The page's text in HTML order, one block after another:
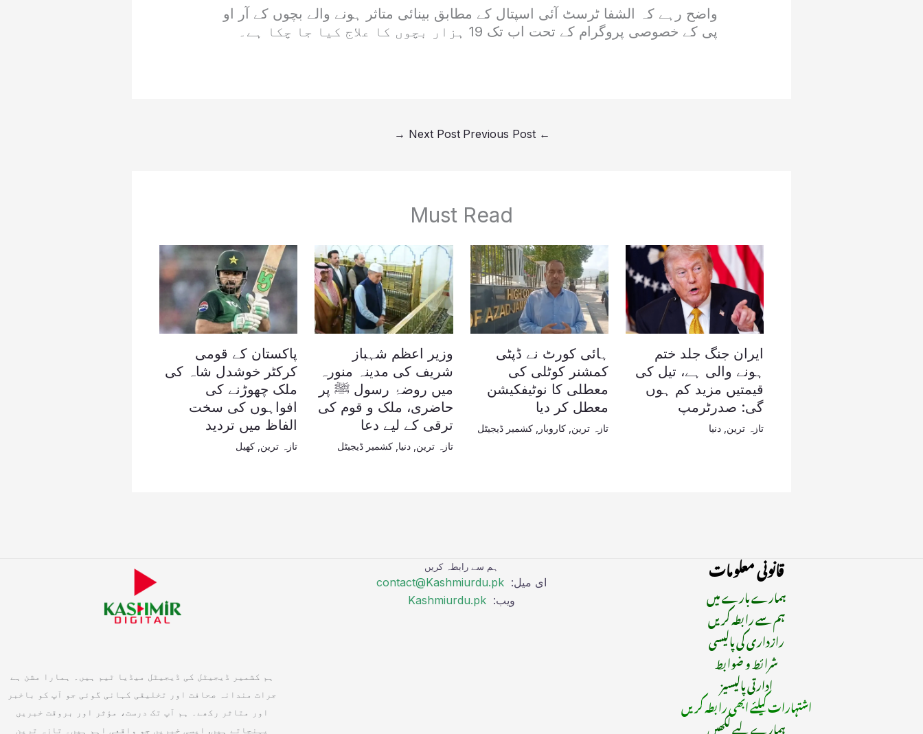
واضح رہے کہ الشفا ٹرسٹ آئی اسپتال کے مطابق بینائی متاثر ہونے والے بچوں کے آر او
پی کے خصوصی پروگرام کے تحت اب تک 19 ہزار بچوں کا علاج کیا جا چکا ہے۔
←
Next Post
→
Must Read
ایران جنگ جلد ختم
ہونے والی ہے، تیل کی
قیمتیں مزید کم ہوں
گی: صدرٹرمپ
تازہ ترین دنیا
ہائی کورٹ نے ڈپٹی
کمشنر کوٹلی کی
معطلی کا نوٹیفکیشن
معطل کر دیا
تازہ ترین ,کاروبار ,کشمیر ڈیجیٹل
وزیر اعظم شہباز
شریف کی مدینہ منورہ
میں روضۂ رسول ﷺ پر
حاضری، ملک و قوم کی
ترقی کے لیے دعا
تازہ ترین ,دنیا ,کشمیر ڈیجیٹل
پاکستان کے قومی
کرکٹر خوشدل شاہ کی
ملک چھوڑنے کی
افواہوں کی سخت
الفاظ میں تردید
تازہ ترین کھیل
قانونی معلومات
ہمارے بارے میں
ہم سے رابطہ کریں
رازداری کی پالیسی
شرائط و ضوابط
ادارتی پالیسیز
اشتہارات کیلئے ابھی رابطہ کریں
ہمارے لیے لکھیں
ہم سے رابطہ کریں
ای میل: contact@Kashmiurdu.pk
ویب: Kashmiurdu.pk
ہم کشمیر ڈیجیٹل کی ڈیجیٹل میڈیا ٹیم ہیں۔ ہمارا مشن ہے
جرات مندانہ صحافت اور تخلیقی کہانی گوئی جو آپ کو باخبر
اور متاثر رکھے۔ ہم آپ تک درست، مؤثر اور بروقت خبریں
پہنچاتے ہیں, ایسی خبریں جو واقعی اہم ہیں۔ تازہ ترین